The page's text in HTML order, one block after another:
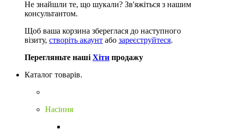
Не знайшли те, що шукали? Зв'яжіться з нашим
консультантом.
Щоб ваша корзина збереглася до наступного
візиту, створіть акаунт або зареєструйтеся.
Перегляньте наші Хіти продажу
Каталог товарів.
Насіння